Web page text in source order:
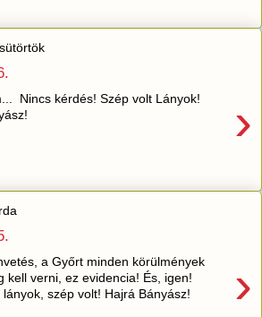
›
Nincs kérdés! Szép volt Lányok!
›
a Győrt minden körülmények
kell verni, ez evidencia! És, igen!
szép volt! Hajrá Bányász!